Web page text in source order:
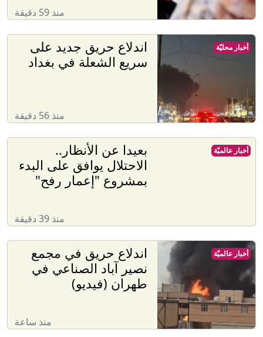
منذ 59 دقيقة
اندلاع حريق جديد على
سريع الشعلة في بغداد
منذ 56 دقيقة
أخبار محليّة
بعيدا عن الأنظار..
الاحتلال يوافق على البدء
بمشروع "إعمار رفح"
منذ 39 دقيقة
أخبار عالميّة
اندلاع حريق في مجمع
نصير آباد الصناعي في
طهران (فيديو)
منذ ساعة
أخبار عالميّة